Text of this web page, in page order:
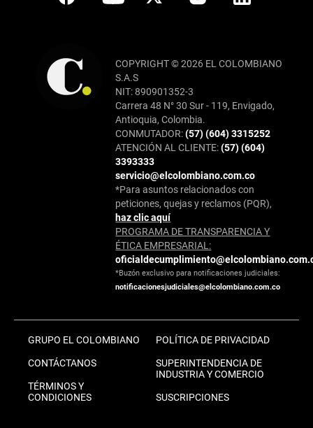
COPYRIGHT © 2026 EL COLOMBIANO
S.A.S
NIT: 890901352-3
Carrera 48 N° 30 Sur - 119, Envigado,
Antioquia, Colombia.
CONMUTADOR:(57) (604) 3315252
ATENCIÓN AL CLIENTE:(57) (604)
3393333
servicio@elcolombiano.com.co
*Para asuntos relacionados con
peticiones, quejas y reclamos (PQR),
haz clic aquí
PROGRAMA DE TRANSPARENCIA Y
ÉTICA EMPRESARIAL:
*Buzón exclusivo para notificaciones judiciales:
notificacionesjudiciales@elcolombiano.com.co
GRUPO EL COLOMBIANO
CONTÁCTANOS
TÉRMINOS Y
CONDICIONES
POLÍTICA DE PRIVACIDAD
SUPERINTENDENCIA DE
INDUSTRIA Y COMERCIO
SUSCRIPCIONES